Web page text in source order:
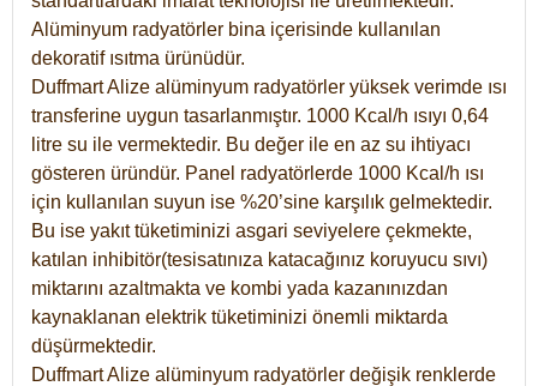
Alüminyum radyatörler bina içerisinde kullanılan
dekoratif ısıtma ürünüdür.
Duffmart Alize alüminyum radyatörler yüksek verimde ısı
transferine uygun tasarlanmıştır. 1000 Kcal/h ısıyı 0,64
litre su ile vermektedir. Bu değer ile en az su ihtiyacı
gösteren üründür. Panel radyatörlerde 1000 Kcal/h ısı
için kullanılan suyun ise %20’sine karşılık gelmektedir.
Bu ise yakıt tüketiminizi asgari seviyelere çekmekte,
katılan inhibitör(tesisatınıza katacağınız koruyucu sıvı)
miktarını azaltmakta ve kombi yada kazanınızdan
kaynaklanan elektrik tüketiminizi önemli miktarda
düşürmektedir.
Duffmart Alize alüminyum radyatörler değişik renklerde